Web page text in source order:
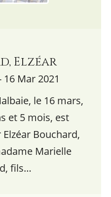
Elzéar
16 Mar 2021
le 16 mars,
et 5 mois, est
Bouchard,
Marielle
fils…